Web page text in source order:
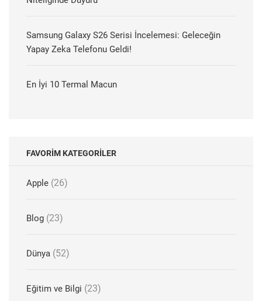
Samsung Galaxy S26 Serisi İncelemesi: Geleceğin
Yapay Zeka Telefonu Geldi!
En İyi 10 Termal Macun
FAVORIM KATEGORILER
Apple (26)
Blog (23)
Dünya (52)
Eğitim ve Bilgi (23)